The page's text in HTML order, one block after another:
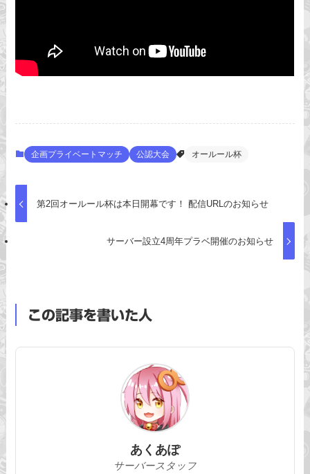
企画プライベートマッチ 公認大会 オールール杯
第2回オールール杯は本日開幕です！ 配信URLのお知らせ
サーバー設立4周年プラベ開催のお知らせ
この記事を書いた人
あくあぽ
サーバースタッフ